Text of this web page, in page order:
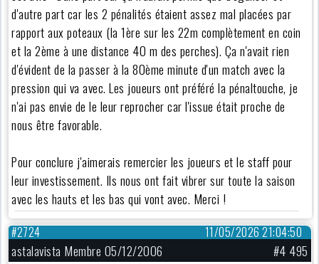
d'autre part car les 2 pénalités étaient assez mal placées par
rapport aux poteaux (la 1ère sur les 22m complètement en coin
et la 2ème à une distance 40 m des perches). Ça n'avait rien
d'évident de la passer à la 80ème minute d'un match avec la
pression qui va avec. Les joueurs ont préféré la pénaltouche, je
n'ai pas envie de le leur reprocher car l'issue était proche de
nous être favorable.
Pour conclure j'aimerais remercier les joueurs et le staff pour
leur investissement. Ils nous ont fait vibrer sur toute la saison
avec les hauts et les bas qui vont avec. Merci !
11/05/2026 21:04:50
#2724
astalavista Membre 05/12/2006 #4 495